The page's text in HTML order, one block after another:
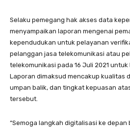
Selaku pemegang hak akses data
menyampaikan laporan mengenai
kependudukan untuk pelayanan
pelanggan jasa telekomunikasi atau
telekomunikasi pada 16 Juli 2021 untuk
Laporan dimaksud mencakup kualitas
umpan balik, dan tingkat kepuasan
tersebut.
“Semoga langkah digitalisasi ke depan